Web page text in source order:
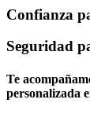
Confianza
Seguridad
Te
personalizada